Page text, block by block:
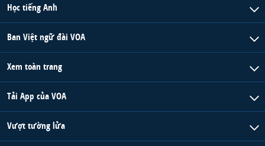
Học tiếng Anh
Ban Việt ngữ đài VOA
Xem toàn trang
Tải App của VOA
Vượt tường lửa